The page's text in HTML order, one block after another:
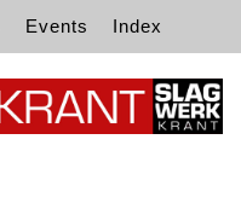
Events Index